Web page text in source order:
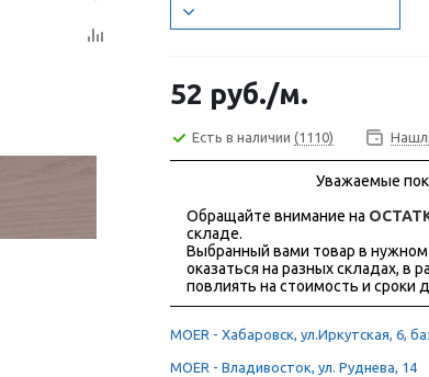
52 руб./м.
Есть в наличии (1110)
Уважаемые
Обращайте внимание на
складе.
Выбранный вами товар в
оказаться на разных складах, в
повлиять на стоимость и сроки
MOER - Хабаровск, ул.Иркутская, 6,
MOER - Владивосток, ул. Руднева, 14